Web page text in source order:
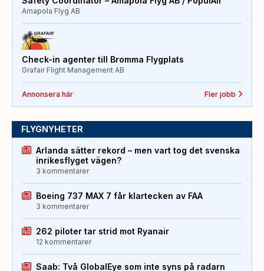
Amapola Flyg AB
Check-in agenter till Bromma Flygplats
Grafair Flight Management AB
Annonsera här Fler jobb
FLYGNYHETER
Arlanda sätter rekord – men vart tog det svenska
inrikesflyget vägen?
3 kommentarer
Boeing 737 MAX 7 får klartecken av FAA
3 kommentarer
262 piloter tar strid mot Ryanair
12 kommentarer
Saab: Två GlobalEye som inte syns på radarn